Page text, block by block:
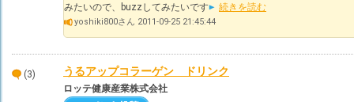
みたいので、buzzしてみたいです
続きを読む
yoshiki800さん 2011-09-25 21:45:44
(3) うるアップコラーゲン ドリンク
ロッテ健康産業株式会社